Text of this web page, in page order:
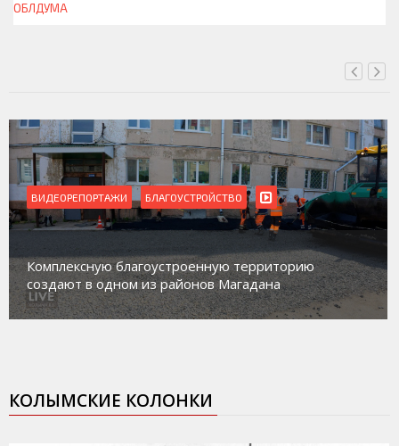
ВЧЕРА, 23:13
ОБЛДУМА
ВИДЕОРЕПОРТАЖИ
Магадан присоединился к пилотному проекту по
работе с несовершеннолетними из групп
социального риска «Переправа»
КОЛЫМСКИЕ КОЛОНКИ